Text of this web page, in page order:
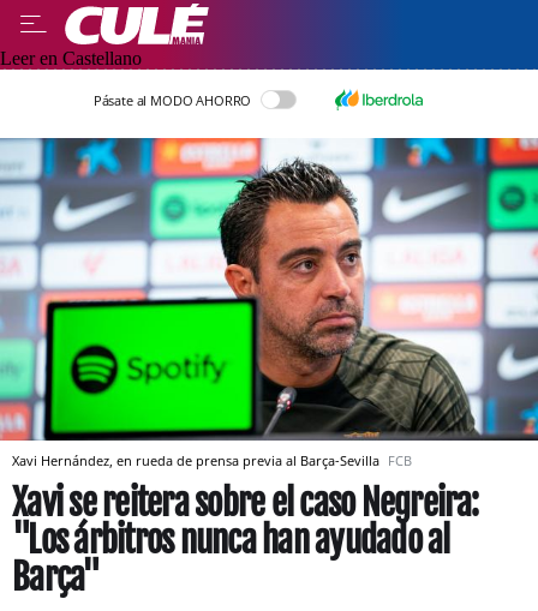
Leer en Castellano
Pásate al MODO AHORRO
Xavi Hernández, en rueda de prensa previa al Barça-Sevilla FCB
Xavi se reitera sobre el caso Negreira:
"Los árbitros nunca han ayudado al
Barça"